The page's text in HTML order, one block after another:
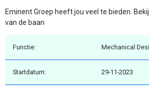
Eminent Groep heeft jou veel te bieden.
van de baan
Functie: Mechanical
Startdatum: 29-11-2023